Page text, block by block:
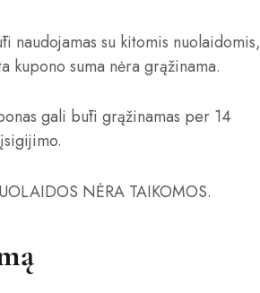
naudojamas su kitomis nuolaidomis,
kupono suma nėra grąžinama.
gali būti grąžinamas per 14
NĖRA TAIKOMOS.